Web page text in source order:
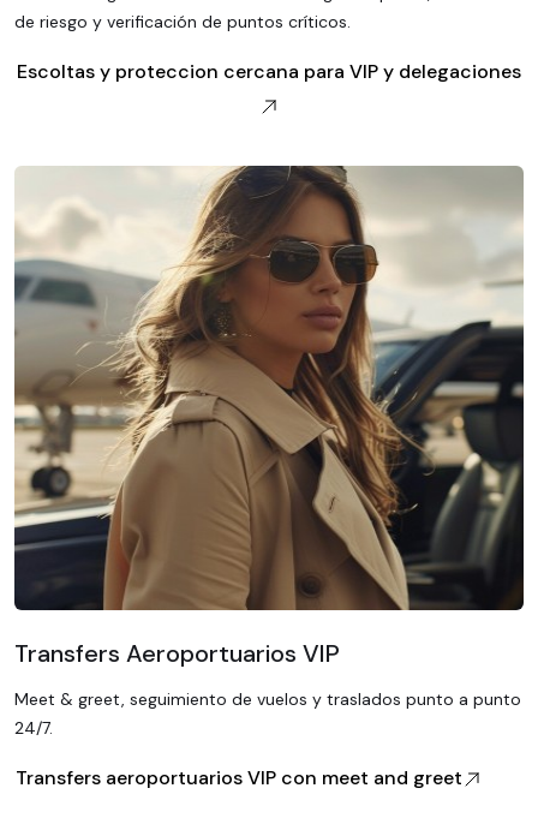
de riesgo y verificación de puntos críticos.
Escoltas y proteccion cercana para VIP y delegaciones
Transfers Aeroportuarios VIP
Meet & greet, seguimiento de vuelos y traslados punto a punto
24/7.
Transfers aeroportuarios VIP con meet and greet